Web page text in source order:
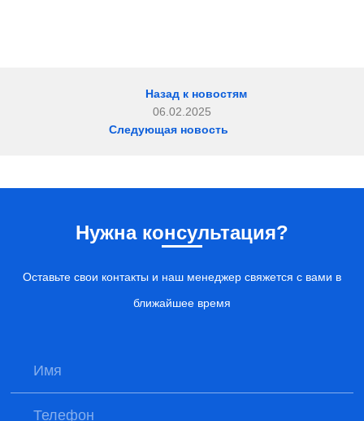
Назад к новостям
06.02.2025
Следующая новость
Нужна консультация?
Оставьте свои контакты и наш менеджер свяжется с вами в
ближайшее время